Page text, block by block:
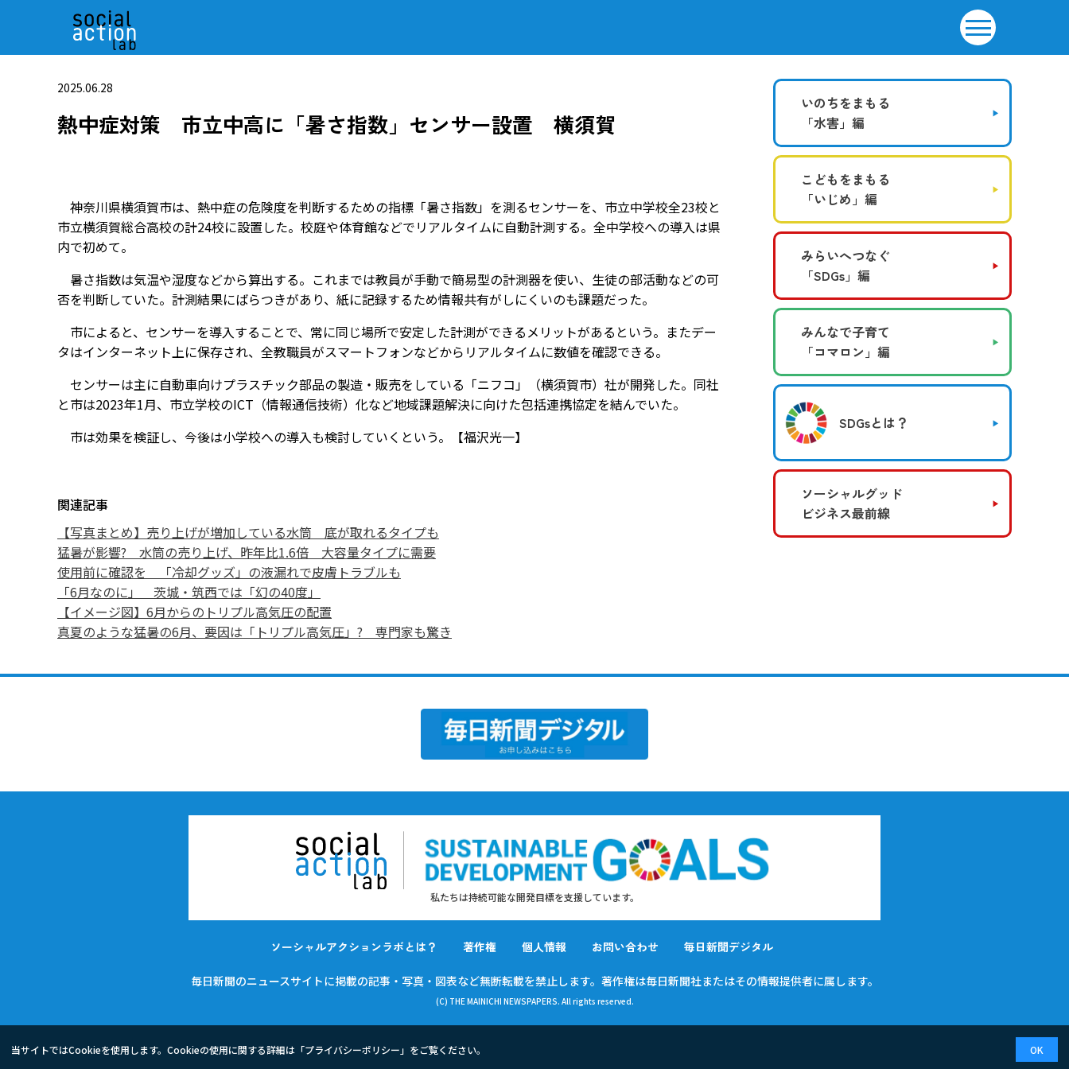
当サイトではCookieを使用します。Cookieの使用に関する詳細は「プライバシーポリシー 」をご覧ください。 OK
2025.06.28
熱中症対策 市立中高に「暑さ指数」センサー設置 横須賀
神奈川県横須賀市は、熱中症の危険度を判断するための指標「暑さ指数」を測るセンサーを、市立中学校全23校と
市立横須賀総合高校の計24校に設置した。校庭や体育館などでリアルタイムに自動計測する。全中学校への導入は県
内で初めて。
暑さ指数は気温や湿度などから算出する。これまでは教員が手動で簡易型の計測器を使い、生徒の部活動などの可
否を判断していた。計測結果にばらつきがあり、紙に記録するため情報共有がしにくいのも課題だった。
市によると、センサーを導入することで、常に同じ場所で安定した計測ができるメリットがあるという。またデー
タはインターネット上に保存され、全教職員がスマートフォンなどからリアルタイムに数値を確認できる。
センサーは主に自動車向けプラスチック部品の製造・販売をしている「ニフコ」（横須賀市）社が開発した。同社
と市は2023年1月、市立学校のICT（情報通信技術）化など地域課題解決に向けた包括連携協定を結んでいた。
市は効果を検証し、今後は小学校への導入も検討していくという。【福沢光一】
関連記事
【写真まとめ】売り上げが増加している水筒 底が取れるタイプも
猛暑が影響? 水筒の売り上げ、昨年比1.6倍 大容量タイプに需要
使用前に確認を 「冷却グッズ」の液漏れで皮膚トラブルも
「6月なのに」 茨城・筑西では「幻の40度」
【イメージ図】6月からのトリプル高気圧の配置
真夏のような猛暑の6月、要因は「トリプル高気圧」? 専門家も驚き
いのちをまもる
「水害」編
こどもをまもる
「いじめ」編
みらいへつなぐ
「SDGs」編
みんなで子育て
「コマロン」編
SDGsとは？
ソーシャルグッド
ビジネス最前線
私たちは持続可能な開発目標を支援しています。
ソーシャルアクションラボとは？ 著作権 個人情報 お問い合わせ 毎日新聞デジタル
毎日新聞のニュースサイトに掲載の記事・写真・図表など無断転載を禁止します。 著作権は毎日新聞社またはその情報提供者に属します。
(C) THE MAINICHI NEWSPAPERS. All rights reserved.